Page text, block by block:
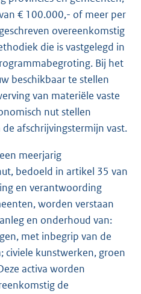
€ 100.000,- of meer per
overeenkomstig
die is vastgelegd in
Bij het
beschikbaar te stellen
van materiële vaste
nut stellen
afschrijvingstermijn vast.
meerjarig
bedoeld in artikel 35 van
en verantwoording
worden verstaan
en onderhoud van:
met inbegrip van de
civiele kunstwerken, groen
activa worden
de